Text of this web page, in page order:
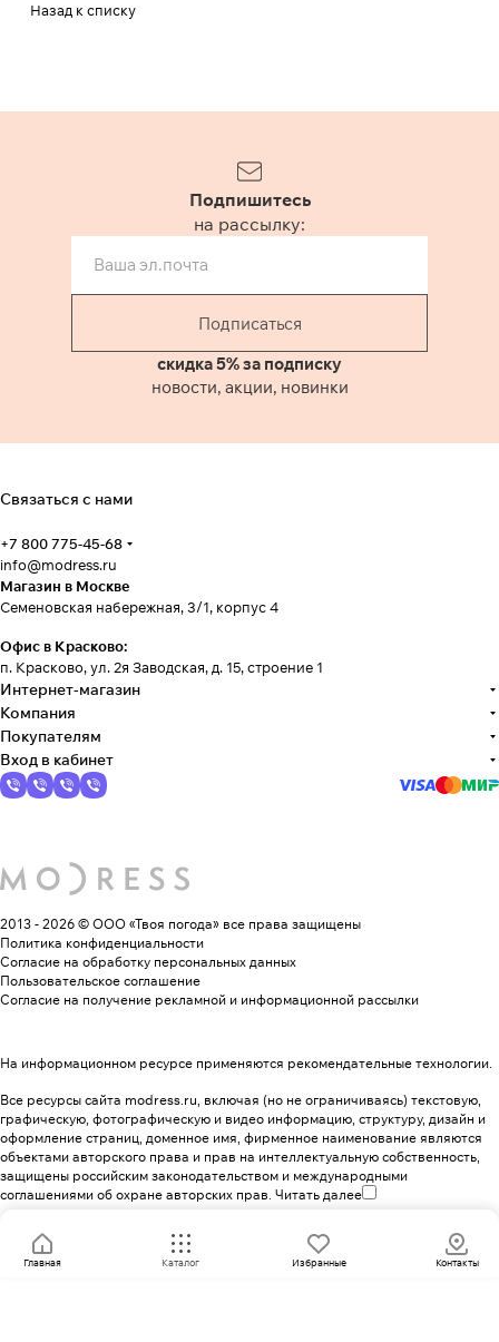
Назад к списку
Подпишитесь
на рассылку:
Подписаться
скидка 5% за подписку
новости, акции, новинки
Связаться с нами
+7 800 775-45-68
info@modress.ru
Магазин в Москве
Семеновская набережная, 3/1, корпус 4
Офис в Красково:
п. Красково, ул. 2я Заводская, д. 15, строение 1
Интернет-магазин
Компания
Покупателям
Вход в кабинет
2013 - 2026 © ООО «Твоя погода» все права защищены
Политика конфиденциальности
Согласие на обработку персональных данных
Пользовательское соглашение
Согласие на получение рекламной и информационной рассылки
На информационном ресурсе применяются рекомендательные технологии.
Все ресурсы сайта modress.ru, включая (но не ограничиваясь) текстовую,
графическую, фотографическую и видео информацию, структуру, дизайн и
оформление страниц, доменное имя, фирменное наименование являются
объектами авторского права и прав на интеллектуальную собственность,
защищены российским законодательством и международными
соглашениями об охране авторских прав. Читать далее
Главная Каталог Избранные Контакты